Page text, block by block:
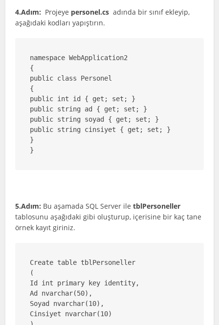
4.Adım: Projeye personel.cs adında bir sınıf ekleyip,
aşağıdaki kodları yapıştırın.
namespace WebApplication2
{
public class Personel
{
public int id { get; set; }
public string ad { get; set; }
public string soyad { get; set; }
public string cinsiyet { get; set; }
}
}
5.Adım: Bu aşamada SQL Server iletblPersoneller
tablosunu aşağıdaki gibi oluşturup, içerisine bir kaç tane
örnek kayıt giriniz.
Create table tblPersoneller
(
Id int primary key identity,
Ad nvarchar(50),
Soyad nvarchar(10),
Cinsiyet nvarchar(10)